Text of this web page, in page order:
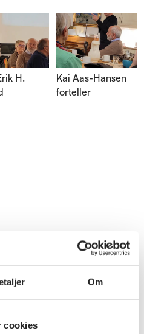
Om
cookies
H.
Kai Aas-Hansen
forteller